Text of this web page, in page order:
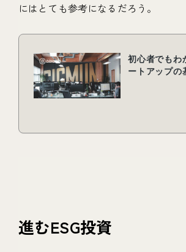
にはとても参考になるだろう。
進むESG投資